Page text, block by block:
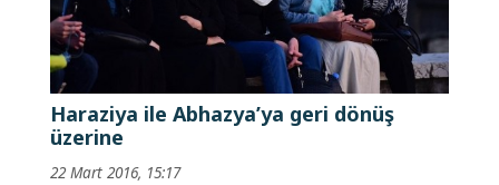
Haraziya ile Abhazya’ya geri dönüş
üzerine
22 Mart 2016, 15:17